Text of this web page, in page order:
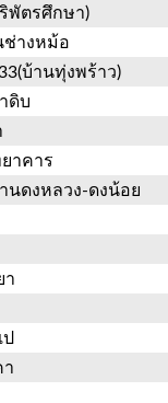
ริพัตรศึกษา)
ช่างหม้อ
บ้านทุ่งพร้าว)
ดิบ
าคาร
นดงหลวง-ดงน้อย
า
า